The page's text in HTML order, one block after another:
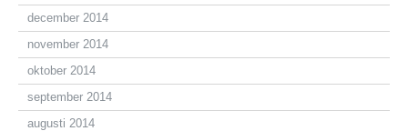
december 2014
november 2014
oktober 2014
september 2014
augusti 2014